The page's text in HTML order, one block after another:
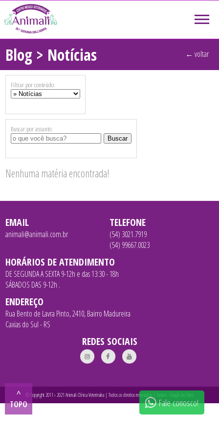
^
TOPO
Fale conosco!
← voltar
Blog > Notícias
Filtrar por conteúdo:
Buscar por assunto:
Nenhuma matéria encontrada!
EMAIL
animali@animali.com.br
TELEFONE
(54) 3021.7919
(54) 99667.0023
HORÁRIOS DE ATENDIMENTO
DE SEGUNDA A SEXTA 9-12h e das 13:30 - 18h
SÁBADOS DAS 9-12h .
ENDEREÇO
Rua Bento de Lavra Pinto, 2410, Bairro Madureira
Caxias do Sul - RS
REDES SOCIAIS
© Copyright 2011 › 2021 Animali Clínica Veterinária | Todos os direitos reservados | Isoton - Criação de Sites